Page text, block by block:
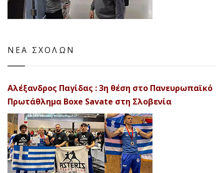
ΝΕΑ ΣΧΟΛΩΝ
Αλέξανδρος Παγίδας : 3η θέση στο Πανευρωπαϊκό
Πρωτάθλημα Boxe Savate στη Σλοβενία